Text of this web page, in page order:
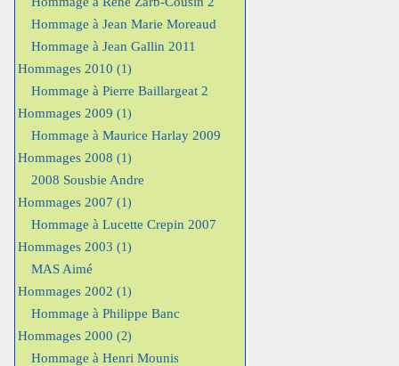
Hommage à Jean Marie Moreaud
Hommage à Jean Gallin 2011
Hommages 2010 (1)
Hommage à Pierre Baillargeat 2
Hommages 2009 (1)
Hommage à Maurice Harlay 2009
Hommages 2008 (1)
2008 Sousbie Andre
Hommages 2007 (1)
Hommage à Lucette Crepin 2007
Hommages 2003 (1)
MAS Aimé
Hommages 2002 (1)
Hommage à Philippe Banc
Hommages 2000 (2)
Hommage à Henri Mounis